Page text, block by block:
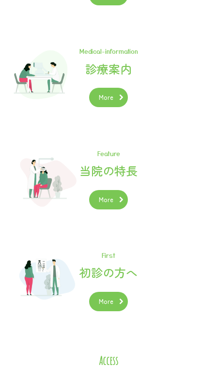
Medical-information
診療案内
More
Feature
当院の特長
More
First
初診の方へ
More
Access